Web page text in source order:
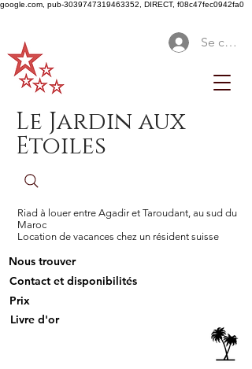
google.com, pub-3039747319463352, DIRECT, f08c47fec0942fa0
Se
Le Jardin aux
Etoiles
Riad à louer entre Agadir et Taroudant, au sud du
Maroc
Location de vacances chez un résident suisse
Nous trouver
Contact et disponibilités
Prix
Livre d'or